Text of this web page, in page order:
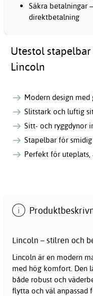
Säkra betalningar
direktbetalning
Utestol
Lincoln
Modern design
Slitstark och luftig
Sitt- och ryggdynor
Stapelbar för
Perfekt för
Lincoln – stilren och
Lincoln är en modern
med hög komfort. Den
både robust och
flytta och väl anpassad